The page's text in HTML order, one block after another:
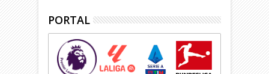
PORTAL